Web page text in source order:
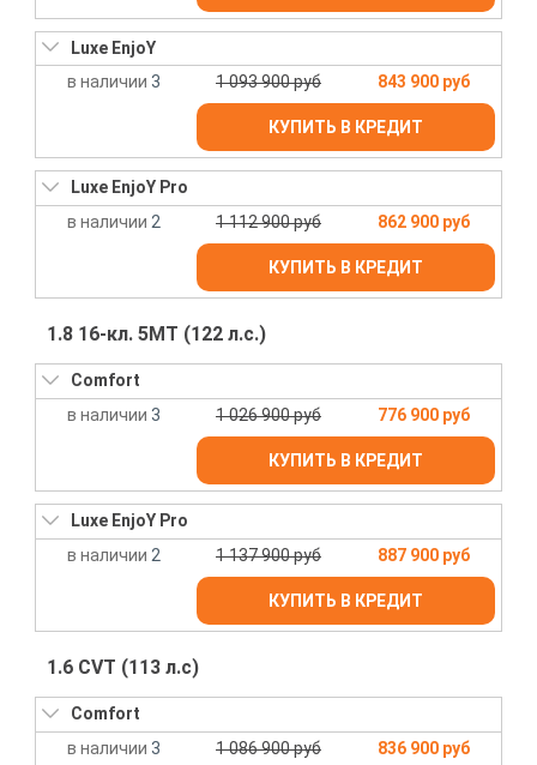
Luxe EnjoY
3
1 093 900 руб 843 900 руб
КУПИТЬ В КРЕДИТ
Luxe EnjoY Pro
2
1 112 900 руб 862 900 руб
КУПИТЬ В КРЕДИТ
1.8 16-кл. 5МТ (122 л.с.)
Comfort
3
1 026 900 руб 776 900 руб
КУПИТЬ В КРЕДИТ
Luxe EnjoY Pro
2
1 137 900 руб 887 900 руб
КУПИТЬ В КРЕДИТ
1.6 CVT (113 л.с)
Comfort
3
1 086 900 руб 836 900 руб